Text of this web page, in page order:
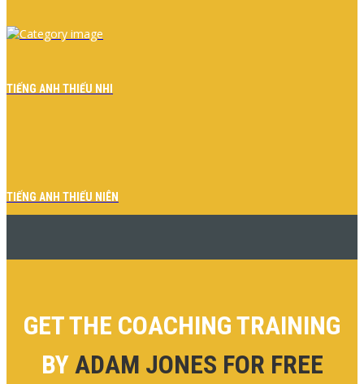
TIẾNG ANH THIẾU NHI
TIẾNG ANH THIẾU NIÊN
GET THE COACHING TRAINING
BYADAM JONES FOR FREE